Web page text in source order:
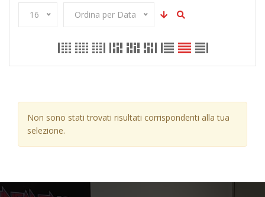
16 Ordina per Data
Non sono stati trovati risultati corrispondenti alla tua
selezione.